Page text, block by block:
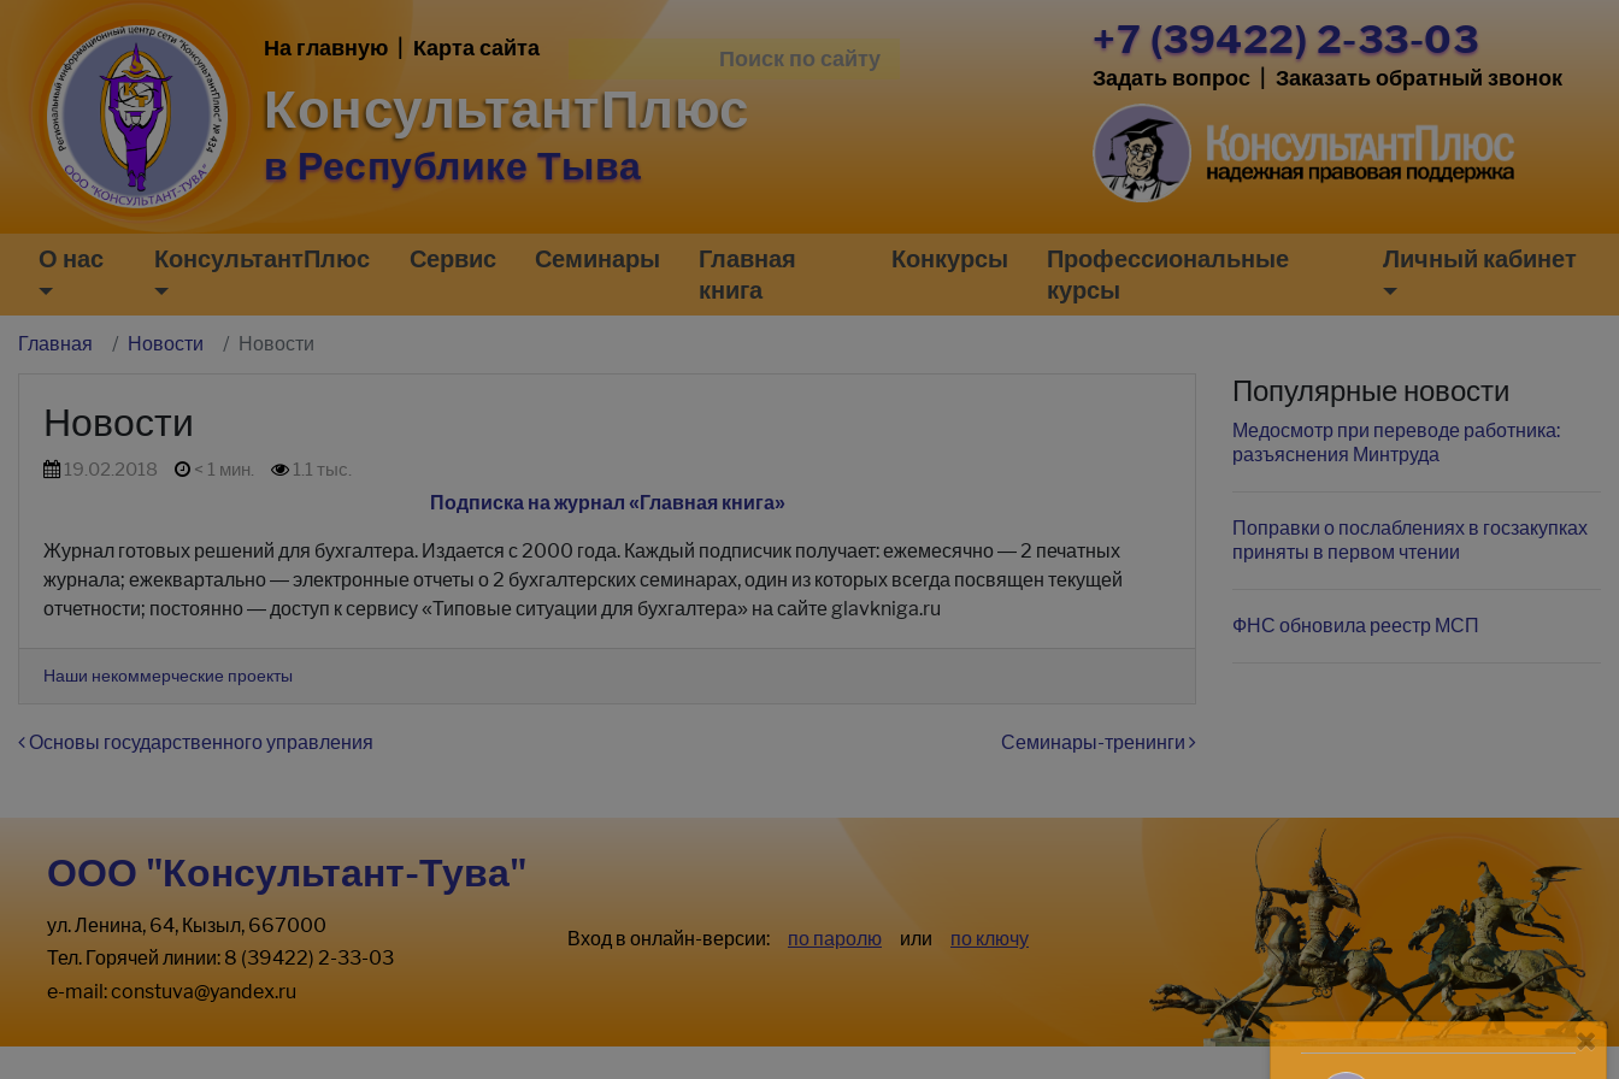
На главную Карта сайта
КонсультантПлюс
в Республике Тыва
+7 (39422) 2-33-03
Задать вопрос Заказать обратный звонок
О нас КонсультантПлюс Сервис Семинары
Главная
книга
Конкурсы
Профессиональные
курсы
Личный кабинет
Главная Новости Новости
Новости
19.02.2018 < 1 мин. 1.1 тыс.
Подписка на журнал «Главная книга»
Журнал готовых решений для бухгалтера. Издается с 2000 года. Каждый подписчик получает: ежемесячно — 2 печатных
журнала; ежеквартально — электронные отчеты о 2 бухгалтерских семинарах, один из которых всегда посвящен текущей
отчетности; постоянно — доступ к сервису «Типовые ситуации для бухгалтера» на сайте glavkniga.ru
Наши некоммерческие проекты
Навигация по записям
Основы государственного управления Семинары-тренинги
Популярные новости
Медосмотр при переводе работника:
разъяснения Минтруда
Поправки о послаблениях в госзакупках
приняты в первом чтении
ФНС обновила реестр МСП
ООО "Консультант-Тува"
ул. Ленина, 64, Кызыл, 667000
Тел. Горячей линии: 8 (39422) 2-33-03
e-mail:constuva@yandex.ru
Вход в онлайн-версии: по паролю или по ключу